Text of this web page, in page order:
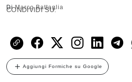
DiMarco Battaglia
CONDIVIDI SU:
Aggiungi Formiche su Google